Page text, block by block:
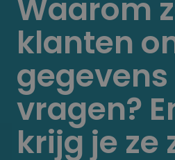
Waarom
klanten
gegevens
vragen?
krijg je ze